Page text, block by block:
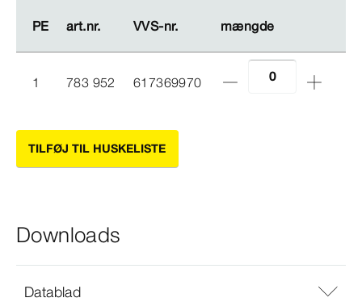
PE art.nr. VVS-​nr. mængde
PE art.nr. VVS-​nr. mængde
1 783 952 617369970
TILFØJ TIL HUSKELISTE
Downloads
Datablad